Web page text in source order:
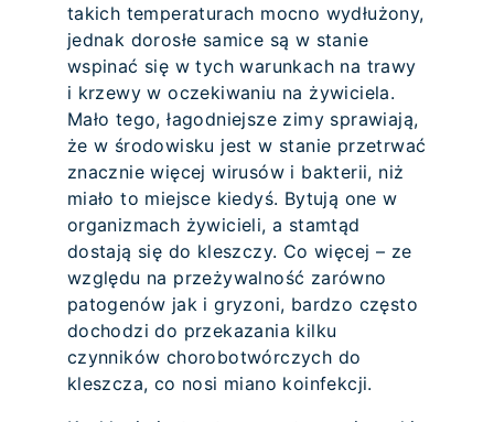
takich temperaturach mocno wydłużony,
jednak dorosłe samice są w stanie
wspinać się w tych warunkach na trawy
i krzewy w oczekiwaniu na żywiciela.
Mało tego, łagodniejsze zimy sprawiają,
że w środowisku jest w stanie przetrwać
znacznie więcej wirusów i bakterii, niż
miało to miejsce kiedyś. Bytują one w
organizmach żywicieli, a stamtąd
dostają się do kleszczy. Co więcej – ze
względu na przeżywalność zarówno
patogenów jak i gryzoni, bardzo często
dochodzi do przekazania kilku
czynników chorobotwórczych do
kleszcza, co nosi miano koinfekcji.